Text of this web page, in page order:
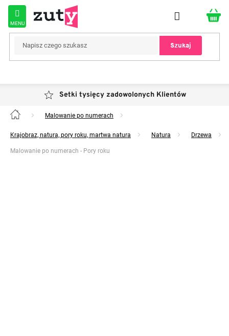
Przejść
treści
Szukaj
Setki tysięcy zadowolonych Klientów
Home Malowanie po numerach
Krajobraz, natura, pory roku, martwa natura Natura Drzewa
Malowanie po numerach - Pory roku